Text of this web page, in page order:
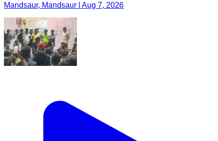
Mandsaur, Mandsaur | Aug 7, 2026